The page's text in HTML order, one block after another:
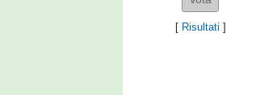
[ Risultati ]